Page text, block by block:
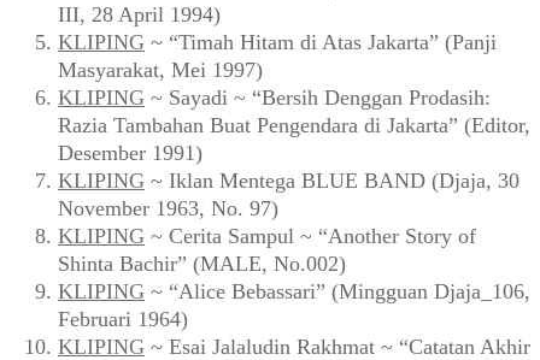
III, 28 April 1994)
KLIPING ~ “Timah Hitam di Atas Jakarta” (Panji
Masyarakat, Mei 1997)
KLIPING ~ Sayadi ~ “Bersih Denggan Prodasih:
Razia Tambahan Buat Pengendara di Jakarta” (Editor,
Desember 1991)
KLIPING ~ Iklan Mentega BLUE BAND (Djaja, 30
November 1963, No. 97)
KLIPING ~ Cerita Sampul ~ “Another Story of
Shinta Bachir” (MALE, No.002)
KLIPING ~ “Alice Bebassari” (Mingguan Djaja_106,
Februari 1964)
KLIPING ~ Esai Jalaludin Rakhmat ~ “Catatan Akhir